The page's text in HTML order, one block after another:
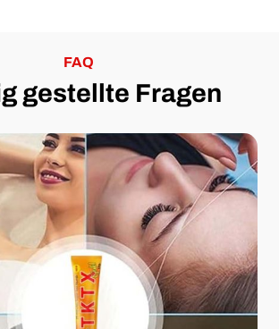
FAQ
gestellte Fragen